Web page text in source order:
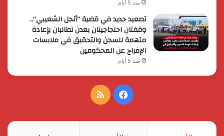
منذ 5 أيام
تصعيد جديد في قضية “أنجل الشعيبي”..
وقفتان احتجاجيتان بعدن تطالبان بإعادة
متهمة للسجن والتحقيق في ملابسات
الإفراج عن المحكومين
منذ 5 أيام
فيسبوكملخص